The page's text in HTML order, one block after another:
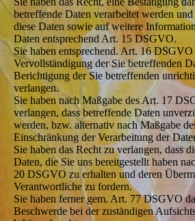
betreffende Daten verarbeitet werden
diese Daten sowie auf weitere
Daten entsprechend Art. 15 DSGVO.
Sie haben entsprechend. Art. 16 DSGVO
Vervollständigung der Sie betreffenden
Berichtigung der Sie betreffenden
verlangen.
Sie haben nach Maßgabe des Art. 17
verlangen, dass betreffende Daten
werden, bzw. alternativ nach Maßgabe
Einschränkung der Verarbeitung der
Sie haben das Recht zu verlangen, dass
Daten, die Sie uns bereitgestellt haben
20 DSGVO zu erhalten und deren
Verantwortliche zu fordern.
Sie haben ferner gem. Art. 77 DSGVO
Beschwerde bei der zuständigen